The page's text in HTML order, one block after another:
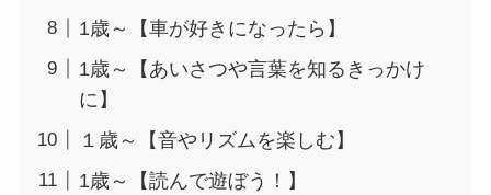
1歳～【車が好きになったら】
1歳～【あいさつや言葉を知るきっかけ
に】
１歳～【音やリズムを楽しむ】
1歳～【読んで遊ぼう！】